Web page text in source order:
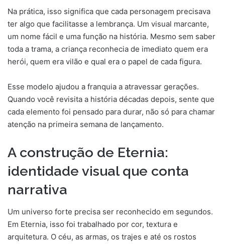
Na prática, isso significa que cada personagem precisava
ter algo que facilitasse a lembrança. Um visual marcante,
um nome fácil e uma função na história. Mesmo sem saber
toda a trama, a criança reconhecia de imediato quem era
herói, quem era vilão e qual era o papel de cada figura.
Esse modelo ajudou a franquia a atravessar gerações.
Quando você revisita a história décadas depois, sente que
cada elemento foi pensado para durar, não só para chamar
atenção na primeira semana de lançamento.
A construção de Eternia:
identidade visual que conta
narrativa
Um universo forte precisa ser reconhecido em segundos.
Em Eternia, isso foi trabalhado por cor, textura e
arquitetura. O céu, as armas, os trajes e até os rostos